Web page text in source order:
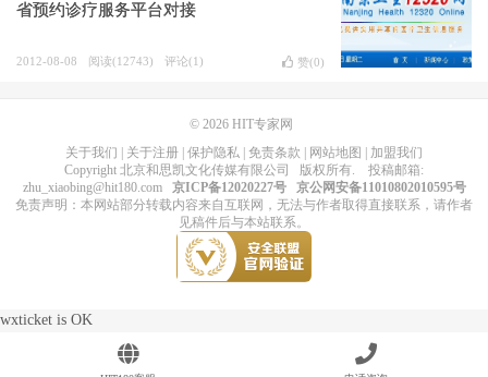
省预约诊疗服务平台对接
2012-08-08 阅读(12743) 评论(1) 赞(0)
© 2026 HIT专家网
关于我们
关于注册 保护隐私 免责条款 网站地图
加盟我们
Copyright 北京和思凯文化传媒有限公司 版权所有. 投稿邮箱:
zhu_xiaobing@hit180.com
京ICP备12020227号
京公网安备11010802010595号
免责声明：本网站部分转载内容来自互联网，无法与作者取得直接联系，请作者
见稿件后与本站联系。
wxticket is OK